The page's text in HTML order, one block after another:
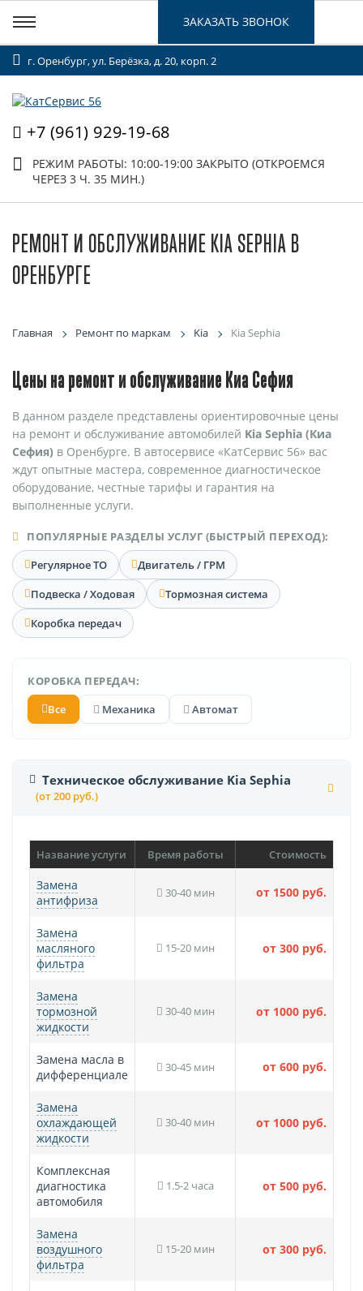
г. Оренбург, ул. Берёзка, д. 20, корп. 2
+7 (961) 929-19-68
РЕЖИМ РАБОТЫ: 10:00-19:00 ЗАКРЫТО (ОТКРОЕМСЯ
ЧЕРЕЗ 3 Ч. 35 МИН.)
ЗАКАЗАТЬ ЗВОНОК
РЕМОНТ И ОБСЛУЖИВАНИЕ KIA SEPHIA В
ОРЕНБУРГЕ
Главная Ремонт по маркам Kia Kia Sephia
Цены на ремонт и обслуживание Киа Сефия
В данном разделе представлены ориентировочные цены
на ремонт и обслуживание автомобилей Kia Sephia (Киа
Сефия) в Оренбурге. В автосервисе «КатСервис 56» вас
ждут опытные мастера, современное диагностическое
оборудование, честные тарифы и гарантия на
выполненные услуги.
ПОПУЛЯРНЫЕ РАЗДЕЛЫ УСЛУГ (БЫСТРЫЙ ПЕРЕХОД):
Регулярное ТО
Двигатель / ГРМ
Подвеска / Ходовая
Тормозная система
Коробка передач
КОРОБКА ПЕРЕДАЧ:
Все
Механика Автомат
Техническое обслуживание Kia Sephia
(от 200 руб.)
Название услуги Время работы Стоимость
Замена
антифриза
30-40 мин от 1500 руб.
Замена
масляного
фильтра
15-20 мин от 300 руб.
Замена
тормозной
жидкости
30-40 мин от 1000 руб.
Замена масла в
дифференциале
30-45 мин от 600 руб.
Замена
охлаждающей
жидкости
30-40 мин от 1000 руб.
Комплексная
диагностика
автомобиля
1.5-2 часа от 500 руб.
Замена
воздушного
фильтра
15-20 мин от 300 руб.